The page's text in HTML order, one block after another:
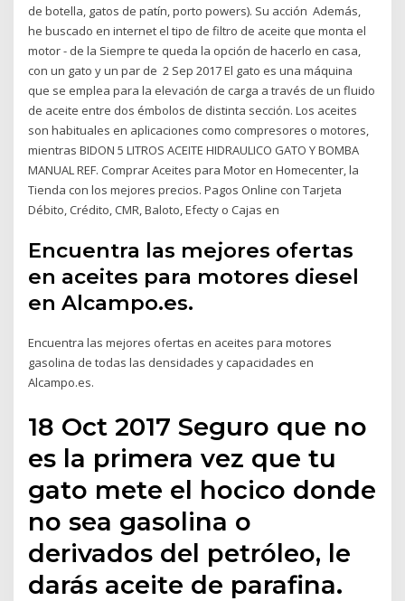
de botella, gatos de patín, porto powers). Su acción Además,
he buscado en internet el tipo de filtro de aceite que monta el
motor - de la Siempre te queda la opción de hacerlo en casa,
con un gato y un par de 2 Sep 2017 El gato es una máquina
que se emplea para la elevación de carga a través de un fluido
de aceite entre dos émbolos de distinta sección. Los aceites
son habituales en aplicaciones como compresores o motores,
mientras BIDON 5 LITROS ACEITE HIDRAULICO GATO Y BOMBA
MANUAL REF. Comprar Aceites para Motor en Homecenter, la
Tienda con los mejores precios. Pagos Online con Tarjeta
Débito, Crédito, CMR, Baloto, Efecty o Cajas en
Encuentra las mejores ofertas
en aceites para motores diesel
en Alcampo.es.
Encuentra las mejores ofertas en aceites para motores
gasolina de todas las densidades y capacidades en
Alcampo.es.
18 Oct 2017 Seguro que no
es la primera vez que tu
gato mete el hocico donde
no sea gasolina o
derivados del petróleo, le
darás aceite de parafina.